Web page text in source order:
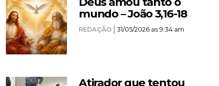
mundo – João 3,16-18
REDAÇÃO 31/05/2026 as 9:34 am
Atirador que tentou